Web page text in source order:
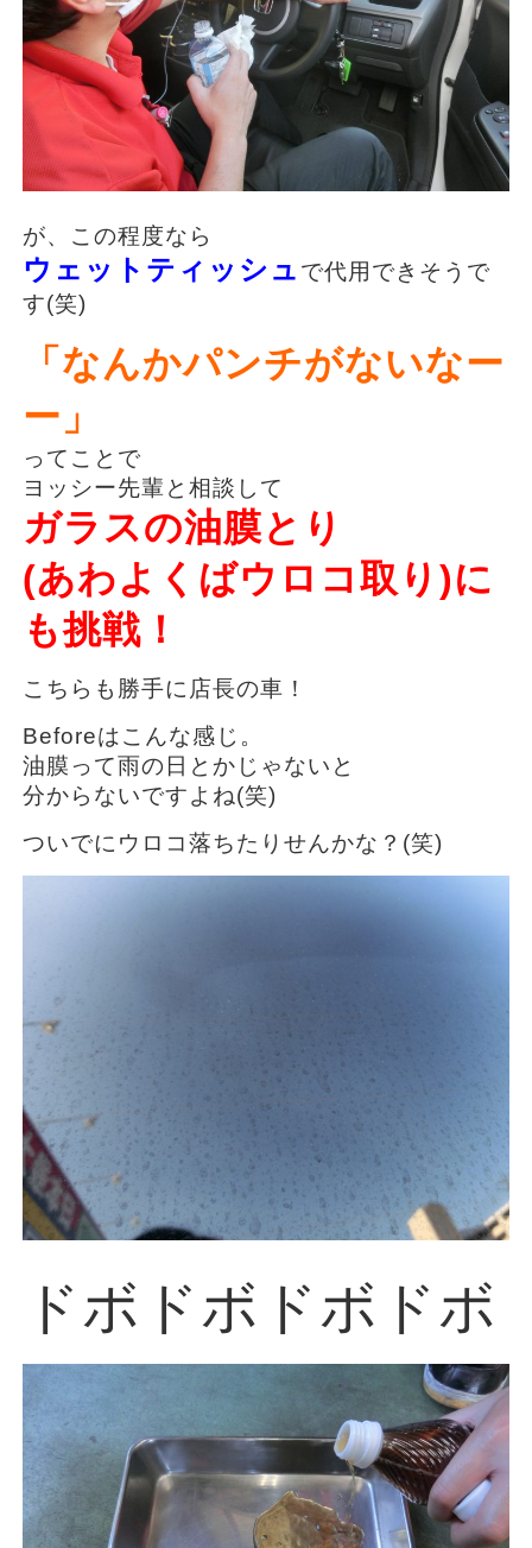
が、この程度なら
ウェットティッシュ で代用できそうで
す(笑)
「なんかパンチがないなー
ー」
ってことで
ヨッシー先輩と相談して
ガラスの油膜とり
(あわよくばウロコ取り)に
も挑戦！
こちらも勝手に店長の車！
Beforeはこんな感じ。
油膜って雨の日とかじゃないと
分からないですよね(笑)
ついでにウロコ落ちたりせんかな？(笑)
ドボドボドボドボ